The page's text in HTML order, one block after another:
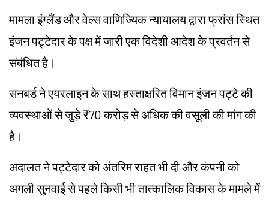
मामला इंग्लैंड और वेल्स वाणिज्यिक न्यायालय द्वारा फ्रांस स्थित
इंजन पट्टेदार के पक्ष में जारी एक विदेशी आदेश के प्रवर्तन से
संबंधित है।
सनबर्ड ने एयरलाइन के साथ हस्ताक्षरित विमान इंजन पट्टे की
व्यवस्थाओं से जुड़े ₹70 करोड़ से अधिक की वसूली की मांग की
है।
अदालत ने पट्टेदार को अंतरिम राहत भी दी और कंपनी को
अगली सुनवाई से पहले किसी भी तात्कालिक विकास के मामले में